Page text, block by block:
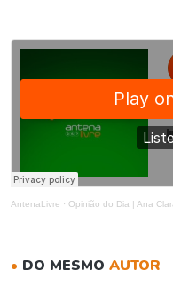
• DO MESMO AUTOR
AntenaLivre · Opinião do Dia | Ana